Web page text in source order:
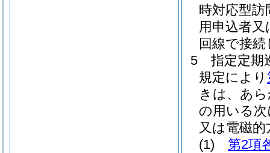
時対応型
用申込者
回線で接
5
指定定期
規定により
きは、あ
の用いる
又は電磁
(1)
第2項